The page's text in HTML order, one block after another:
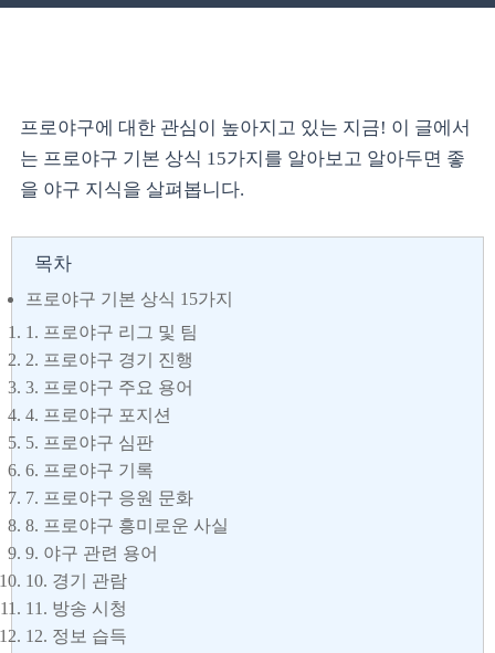
프로야구에 대한 관심이 높아지고 있는 지금! 이 글에서
는 프로야구 기본 상식 15가지를 알아보고 알아두면 좋
을 야구 지식을 살펴봅니다.
목차
프로야구 기본 상식 15가지
1. 프로야구 리그 및 팀
2. 프로야구 경기 진행
3. 프로야구 주요 용어
4. 프로야구 포지션
5. 프로야구 심판
6. 프로야구 기록
7. 프로야구 응원 문화
8. 프로야구 흥미로운 사실
9. 야구 관련 용어
10. 경기 관람
11. 방송 시청
12. 정보 습득